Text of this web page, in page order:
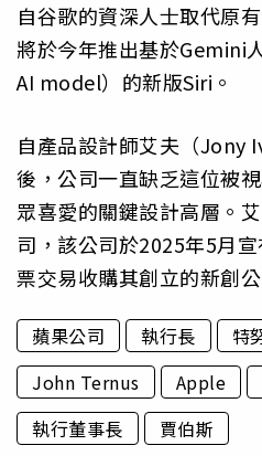
自谷歌的資深人士取代原
將於今年推出基於Gemini
AI model）的新版Siri。
自產品設計師艾夫（Jony
後，公司一直缺乏這位被
眾喜愛的關鍵設計高層。
司，該公司於2025年5月
票交易收購其創立的新創公
蘋果公司 執行長 特
John Ternus
Apple
執行董事長
賈伯斯